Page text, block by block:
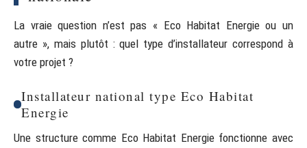
La vraie question n’est pas « Eco Habitat Energie ou un
autre », mais plutôt : quel type d’installateur correspond à
votre projet ?
Installateur national type Eco Habitat
Energie
Une structure comme Eco Habitat Energie fonctionne avec